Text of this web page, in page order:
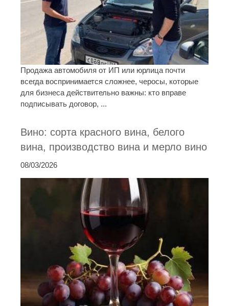
Продажа автомобиля от ИП или юрлица почти
всегда воспринимается сложнее, черосы, которые
для бизнеса действительно важны: кто вправе
подписывать договор, ...
Вино: сорта красного вина, белого
вина, производство вина и мерло вино
08/03/2026